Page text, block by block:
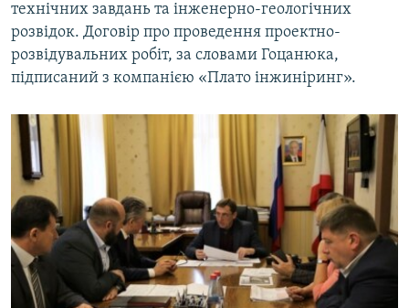
технічних завдань та інженерно-геологічних
розвідок. Договір про проведення проектно-
розвідувальних робіт, за словами Гоцанюка,
підписаний з компанією «Плато інжиніринг».